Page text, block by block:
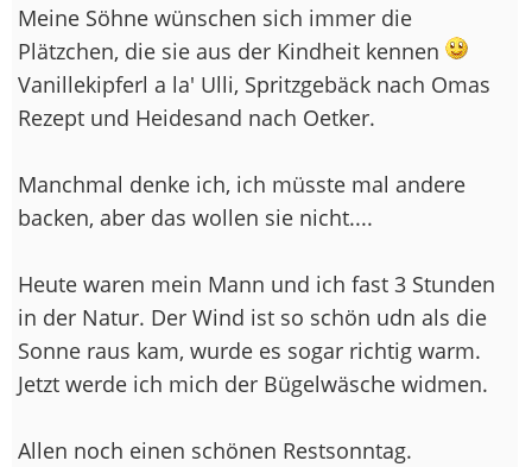
Meine Söhne wünschen sich immer die
Plätzchen, die sie aus der Kindheit kennen
Vanillekipferl a la' Ulli, Spritzgebäck nach Omas
Rezept und Heidesand nach Oetker.
Manchmal denke ich, ich müsste mal andere
backen, aber das wollen sie nicht....
Heute waren mein Mann und ich fast 3 Stunden
in der Natur. Der Wind ist so schön udn als die
Sonne raus kam, wurde es sogar richtig warm.
Jetzt werde ich mich der Bügelwäsche widmen.
Allen noch einen schönen Restsonntag.